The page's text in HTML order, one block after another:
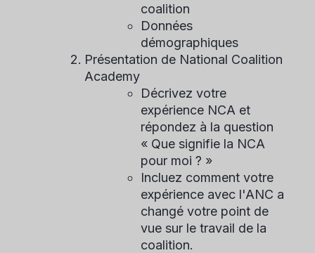
coalition
Données
démographiques
Présentation de National Coalition
Academy
Décrivez votre
expérience NCA et
répondez à la question
« Que signifie la NCA
pour moi ? »
Incluez comment votre
expérience avec l'ANC a
changé votre point de
vue sur le travail de la
coalition.